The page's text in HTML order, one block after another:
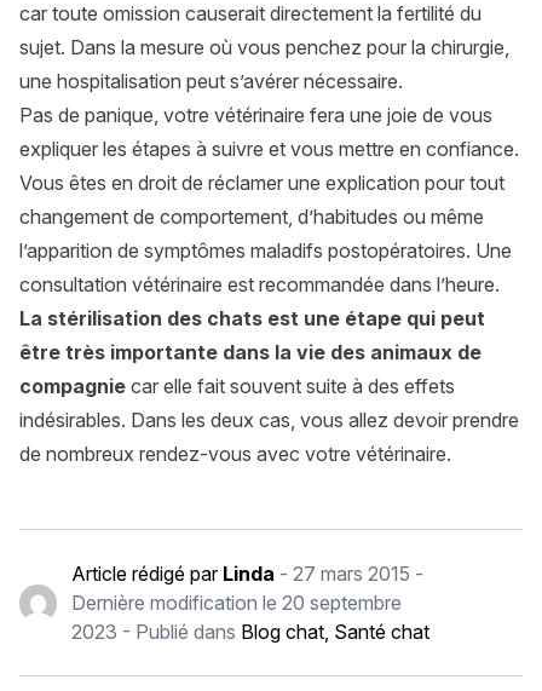
car toute omission causerait directement la fertilité du
sujet. Dans la mesure où vous penchez pour la chirurgie,
une hospitalisation peut s’avérer nécessaire.
Pas de panique, votre vétérinaire fera une joie de vous
expliquer les étapes à suivre et vous mettre en confiance.
Vous êtes en droit de réclamer une explication pour tout
changement de comportement, d’habitudes ou même
l’apparition de symptômes maladifs postopératoires. Une
consultation vétérinaire est recommandée dans l’heure.
La stérilisation des chats est une étape qui peut
être très importante dans la vie des animaux de
compagnie car elle fait souvent suite à des effets
indésirables. Dans les deux cas, vous allez devoir prendre
de nombreux rendez-vous avec votre vétérinaire.
Article rédigé par Linda -27 mars 2015 -
Dernière modification le20 septembre
2023 - Publié dans Blog chat, Santé chat